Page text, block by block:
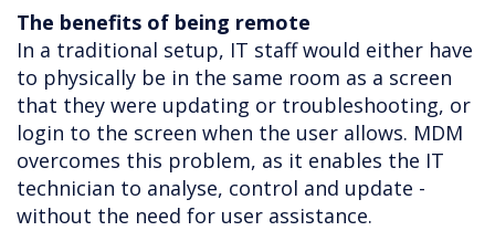
The benefits of being remote
In a traditional setup, IT staff would either have
to physically be in the same room as a screen
that they were updating or troubleshooting, or
login to the screen when the user allows. MDM
overcomes this problem, as it enables the IT
technician to analyse, control and update -
without the need for user assistance.